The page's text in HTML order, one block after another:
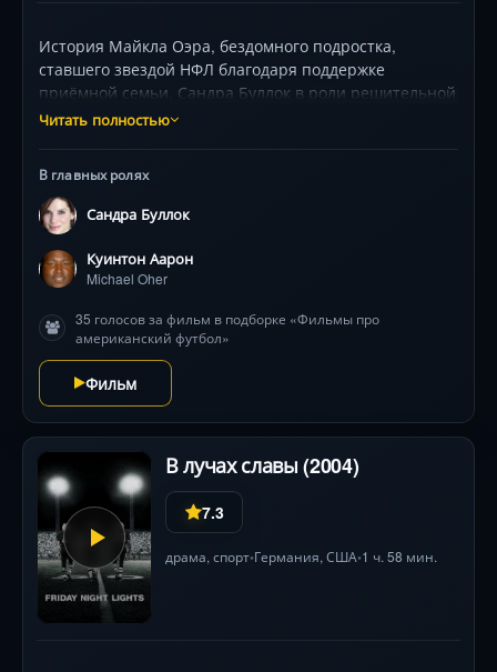
История Майкла Оэра, бездомного подростка,
ставшего звездой НФЛ благодаря поддержке
приёмной семьи. Сандра Буллок в роли решительной
матери получила «Оскар». Фильм балансирует между
Реальные кадры игр добавляют документальной
достоверности.
Читать полностью
В главных ролях
Сандра Буллок
Куинтон Аарон
Michael Oher
35 голосов за фильм в подборке «Фильмы про
американский футбол»
Фильм
В лучах славы (2004)
7.3
драма, спорт•Германия, США•1 ч. 58 мин.